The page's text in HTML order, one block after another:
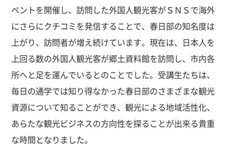
ベントを開催し、訪問した外国人観光客がＳＮＳで海外
にさらにクチコミを発信することで、春日部の知名度は
上がり、訪問者が増え続けています。現在は、日本人を
上回る数の外国人観光客が郷土資料館を訪問し、市内各
所へと足を運んでいるとのことでした。受講生たちは、
毎日の通学では知り得なかった春日部のさまざまな観光
資源について知ることができ、観光による地域活性化、
あらたな観光ビジネスの方向性を探ることが出来る貴重
な時間となりました。